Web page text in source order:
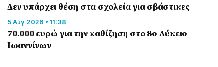
Δεν υπάρχει θέση στα σχολεία για σβάστικες
5 Αύγ 2026 • 11:38
70.000 ευρώ για την καθίζηση στο 8ο Λύκειο
Ιωαννίνων